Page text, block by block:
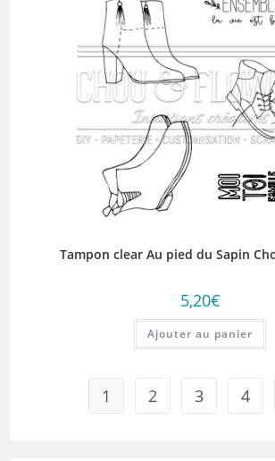
Tampon clear Au pied du Sapin
5,20€
Ajouter au panier
1 2 3 4